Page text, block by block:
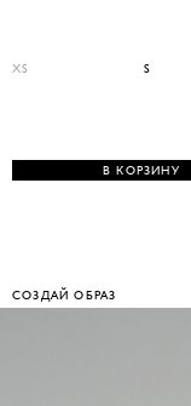
XS S
В КОРЗИНУ
СОЗДАЙ ОБРАЗ